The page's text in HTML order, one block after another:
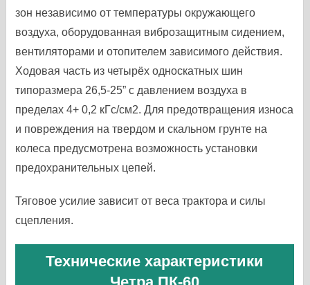
зон независимо от температуры окружающего
воздуха, оборудованная виброзащитным сидением,
вентиляторами и отопителем зависимого действия.
Ходовая часть из четырёх односкатных шин
типоразмера 26,5-25” с давлением воздуха в
пределах 4+ 0,2 кГс/см2. Для предотвращения износа
и повреждения на твердом и скальном грунте на
колеса предусмотрена возможность установки
предохранительных цепей.
Тяговое усилие зависит от веса трактора и силы
сцепления.
Технические характеристики